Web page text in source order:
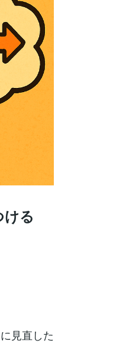
ける
見直した